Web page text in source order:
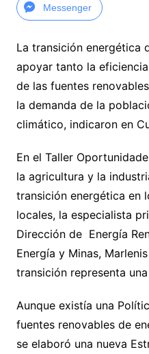
Messenger
La transición energética
apoyar tanto la
de las fuentes
la demanda de la
climático, indicaron en
En el Taller
la agricultura y la
transición energética en
locales, la especialista
Dirección de Energía
Energía y Minas,
transición representa
Aunque existía una
fuentes renovables de
se elaboró una nueva